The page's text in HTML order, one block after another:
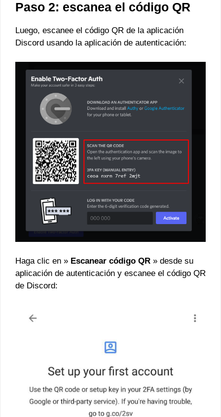
Paso 2: escanea el código QR
Luego, escanee el código QR de la aplicación
Discord usando la aplicación de autenticación:
Haga clic en » Escanear código QR » desde su
aplicación de autenticación y escanee el código QR
de Discord: